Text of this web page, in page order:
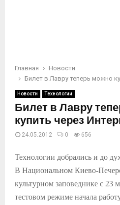
Главная
Новости
Билет в Лавру теперь можно
Новости Технологии
Билет в Лавру
купить через
24.05.2012 0 656
Технологии добрались и до
В Национальном Киево-
культурном заповеднике с 23
тестовом режиме начала